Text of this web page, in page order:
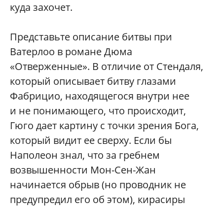
куда захочет.
Представьте описание битвы при
Ватерлоо в романе Дюма
«Отверженные». В отличие от Стендаля,
который описывает битву глазами
Фабрицио, находящегося внутри нее
и не понимающего, что происходит,
Гюго дает картину с точки зрения Бога,
который видит ее сверху. Если бы
Наполеон знал, что за гребнем
возвышенности Мон-Сен-Жан
начинается обрыв (но проводник не
предупредил его об этом), кирасиры